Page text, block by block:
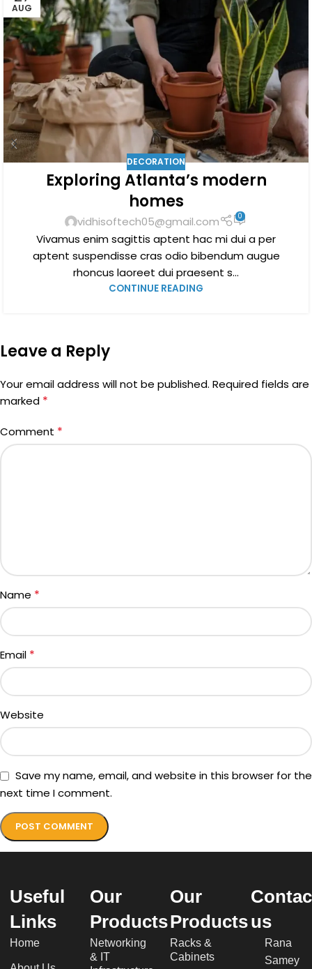
AUG
DECORATION
Exploring Atlanta’s modern
homes
vidhisoftech05@gmail.com 0
Vivamus enim sagittis aptent hac mi dui a per
aptent suspendisse cras odio bibendum augue
rhoncus laoreet dui praesent s...
CONTINUE READING
Leave a Reply
Your email address will not be published. Required fields are
marked *
Comment *
Name *
Email *
Website
Save my name, email, and website in this browser for the
next time I comment.
Useful
Links
Home
Our
Products
Networking
& IT
Our
Products
Racks &
Cabinets
us
Rana
Samey